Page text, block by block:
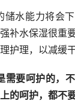
水能力将会
补水保湿很重
护理，以减缓
需要呵护的，
的呵护，都不